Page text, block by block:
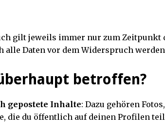
gilt jeweils immer nur zum Zeitpunkt
alle Daten vor dem Widerspruch
betroffen?
gepostete Inhalte: Dazu gehören
die du öffentlich auf deinen Profilen